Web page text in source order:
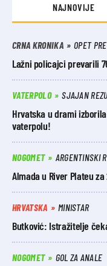
NAJNOVIJE
CRNA KRONIKA OPET
Lažni policajci prevarili
VATERPOLO SJAJAN
Hrvatska u drami
vaterpolu!
NOGOMET ARGENTINSKI
Almada u River Plateu
HRVATSKA MINISTAR
Butković: Istražitelje
NOGOMET GOL ZA ANALE